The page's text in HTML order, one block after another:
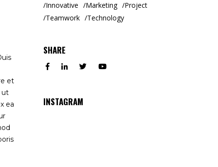
et
ut
ea
Innovative
Marketing
Project
Teamwork
Technology
SHARE
INSTAGRAM